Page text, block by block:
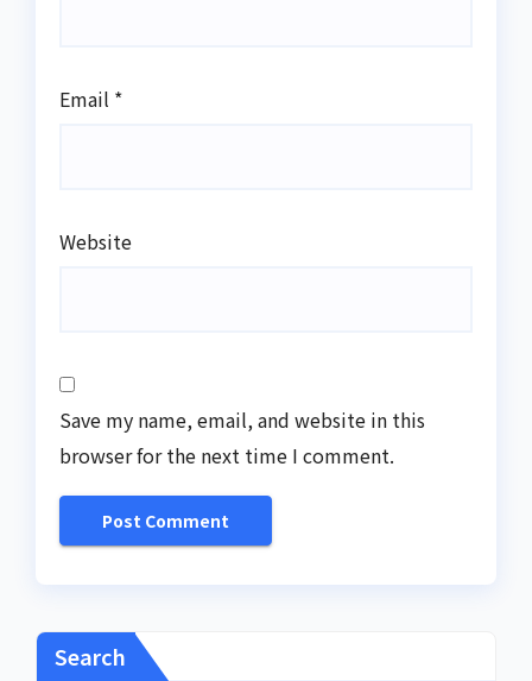
Email *
Website
Save my name, email, and website in this
browser for the next time I comment.
Search